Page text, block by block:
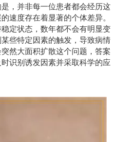
，并非每一位患者都会经历这
速度存在着显著的个体差异。
定状态，数年都不会有明显变
些特定因素的触发，导致病情
然大面积扩散这个问题，答案
识别诱发因素并采取科学的应